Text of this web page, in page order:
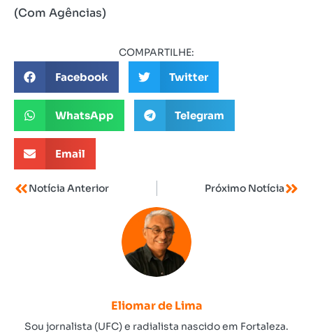
(Com Agências)
COMPARTILHE:
Facebook Twitter
WhatsApp Telegram
Email
Notícia Anterior Próximo Notícia
Eliomar de Lima
Sou jornalista (UFC) e radialista nascido em Fortaleza.